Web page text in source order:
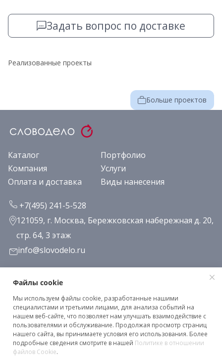
Задать вопрос по доставке
Реализованные проекты
Больше проектов
Каталог
Портфолио
Компания
Услуги
Оплата и доставка
Виды нанесения
+7(495) 241-5-528
121059, г. Москва, Бережковская набережная д. 20,
стр. 64, 3 этаж
info@slovodelo.ru
Заказать звонок
Подписаться на рассылку
Клиентское соглашение
Политика конфиденциальности
Файлы cookie
Мы используем файлы cookie, разработанные нашими
специалистами и третьими лицами, для анализа событий на
нашем веб-сайте, что позволяет нам улучшать взаимодействие с
пользователями и обслуживание. Продолжая просмотр страниц
нашего сайта, вы принимаете условия его использования. Более
подробные сведения смотрите в нашей Политике в отношении
файлов Cookie.